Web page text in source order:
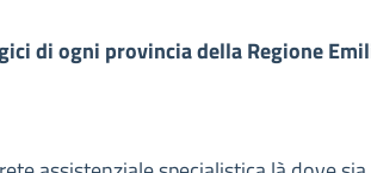
di ogni provincia della Regione